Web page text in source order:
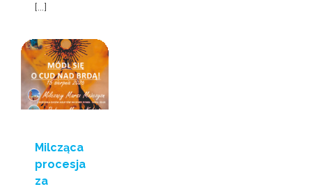
[...]
Milcząca
procesja
za